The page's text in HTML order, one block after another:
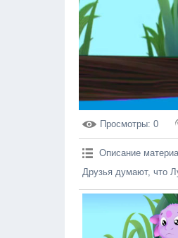
Просмотры: 0
Описание
Друзья думают, что